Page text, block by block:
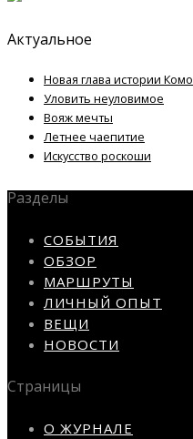
Актуальное
Новая глава истории Комо
Уловить неуловимое
Вояж мечты
Летнее чаепитие
Искусство роскоши
Разделы
СОБЫТИЯ
ОБЗОР
МАРШРУТЫ
ЛИЧНЫЙ ОПЫТ
ВЕЩИ
НОВОСТИ
Страницы
О ЖУРНАЛЕ